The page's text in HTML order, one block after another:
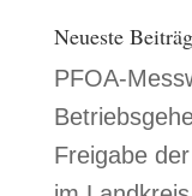
Neueste
PFOA-
Freigabe